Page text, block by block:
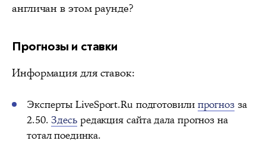
англичан в этом раунде?
Прогнозы и ставки
Информация для ставок:
Эксперты LiveSport.Ru подготовили прогнозза
2.50.Здесьредакция сайта дала прогноз на
тотал поединка.